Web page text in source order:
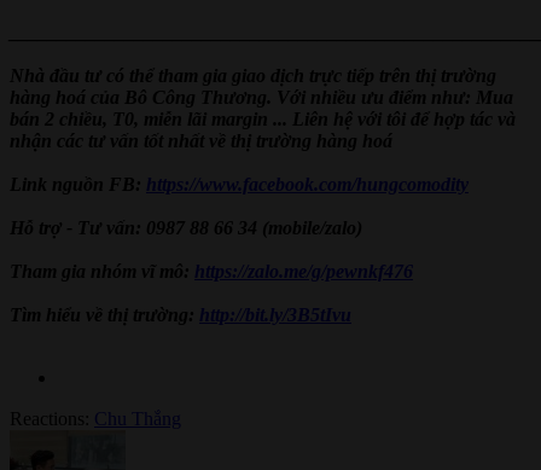
Nhà đầu tư có thể tham gia giao dịch trực tiếp trên thị trường
hàng hoá của Bô Công Thương. Với nhiều ưu điểm như: Mua
bán 2 chiều, T0, miễn lãi margin ... Liên hệ với tôi để hợp tác và
nhận các tư vấn tốt nhất về thị trường hàng hoá
Link nguồn FB: https://www.facebook.com/hungcomodity
Hỗ trợ - Tư vấn: 0987 88 66 34 (mobile/zalo)
Tham gia nhóm vĩ mô: https://zalo.me/g/pewnkf476
Tìm hiểu về thị trường: http://bit.ly/3B5tIvu
Reactions: Chu Thắng